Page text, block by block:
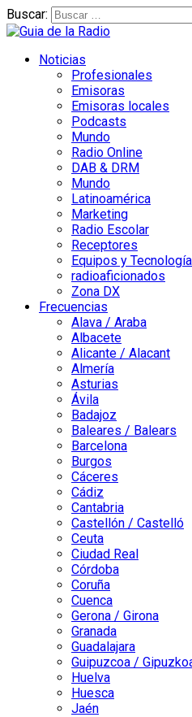
Buscar:
Noticias
Profesionales
Emisoras
Emisoras locales
Podcasts
Mundo
Radio Online
DAB & DRM
Mundo
Latinoamérica
Marketing
Radio Escolar
Receptores
Equipos y Tecnología
radioaficionados
Zona DX
Frecuencias
Alava / Araba
Albacete
Alicante / Alacant
Almería
Asturias
Ávila
Badajoz
Baleares / Balears
Barcelona
Burgos
Cáceres
Cádiz
Cantabria
Castellón / Castelló
Ceuta
Ciudad Real
Córdoba
Coruña
Cuenca
Gerona / Girona
Granada
Guadalajara
Guipuzcoa /
Huelva
Huesca
Jaén